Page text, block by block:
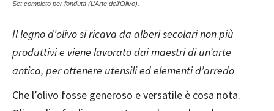
Set completo per fonduta (L’Arte dell’Olivo).
Il legno d'olivo si ricava da alberi secolari non più
produttivi e viene lavorato dai maestri di un’arte
antica, per ottenere utensili ed elementi d’arredo
Che l’olivo fosse generoso e versatile è cosa nota.